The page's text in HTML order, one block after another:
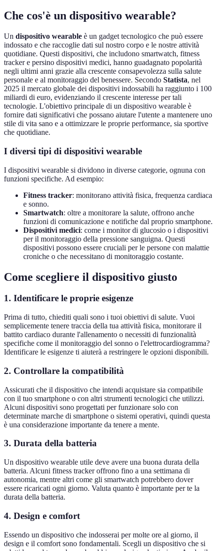
Che cos'è un dispositivo wearable?
Un dispositivo wearable è un gadget tecnologico che può essere
indossato e che raccoglie dati sul nostro corpo e le nostre attività
quotidiane. Questi dispositivi, che includono smartwatch, fitness
tracker e persino dispositivi medici, hanno guadagnato popolarità
negli ultimi anni grazie alla crescente consapevolezza sulla salute
personale e al monitoraggio del benessere. Secondo Statista, nel
2025 il mercato globale dei dispositivi indossabili ha raggiunto i 100
miliardi di euro, evidenziando il crescente interesse per tali
tecnologie. L'obiettivo principale di un dispositivo wearable è
fornire dati significativi che possano aiutare l'utente a mantenere uno
stile di vita sano e a ottimizzare le proprie performance, sia sportive
che quotidiane.
I diversi tipi di dispositivi wearable
I dispositivi wearable si dividono in diverse categorie, ognuna con
funzioni specifiche. Ad esempio:
Fitness tracker: monitorano attività fisica, frequenza cardiaca
e sonno.
Smartwatch: oltre a monitorare la salute, offrono anche
funzioni di comunicazione e notifiche dal proprio smartphone.
Dispositivi medici: come i monitor di glucosio o i dispositivi
per il monitoraggio della pressione sanguigna. Questi
dispositivi possono essere cruciali per le persone con malattie
croniche o che necessitano di monitoraggio costante.
Come scegliere il dispositivo giusto
1. Identificare le proprie esigenze
Prima di tutto, chiediti quali sono i tuoi obiettivi di salute. Vuoi
semplicemente tenere traccia della tua attività fisica, monitorare il
battito cardiaco durante l'allenamento o necessiti di funzionalità
specifiche come il monitoraggio del sonno o l'elettrocardiogramma?
Identificare le esigenze ti aiuterà a restringere le opzioni disponibili.
2. Controllare la compatibilità
Assicurati che il dispositivo che intendi acquistare sia compatibile
con il tuo smartphone o con altri strumenti tecnologici che utilizzi.
Alcuni dispositivi sono progettati per funzionare solo con
determinate marche di smartphone o sistemi operativi, quindi questa
è una considerazione importante da tenere a mente.
3. Durata della batteria
Un dispositivo wearable utile deve avere una buona durata della
batteria. Alcuni fitness tracker offrono fino a una settimana di
autonomia, mentre altri come gli smartwatch potrebbero dover
essere ricaricati ogni giorno. Valuta quanto è importante per te la
durata della batteria.
4. Design e comfort
Essendo un dispositivo che indosserai per molte ore al giorno, il
design e il comfort sono fondamentali. Scegli un dispositivo che si